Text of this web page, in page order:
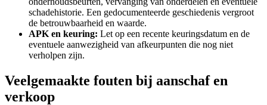
schadehistorie. Een gedocumenteerde geschiedenis vergroot
de betrouwbaarheid en waarde.
APK en keuring: Let op een recente keuringsdatum en de
eventuele aanwezigheid van afkeurpunten die nog niet
verholpen zijn.
Veelgemaakte fouten bij aanschaf en
verkoop